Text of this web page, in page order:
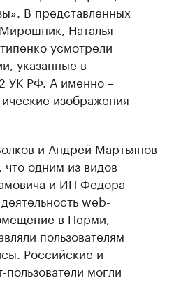
В представленных
Наталья
усмотрели
указанные в
УК РФ. А именно –
изображения
и Андрей Мартьянов
одним из видов
и ИП Федора
web-
в Перми,
пользователям
Российские и
могли